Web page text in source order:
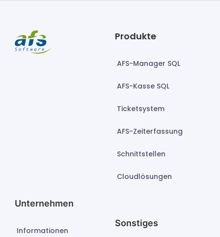
Produkte
AFS-Manager SQL
AFS-Kasse SQL
Ticketsystem
AFS-Zeiterfassung
Schnittstellen
Cloudlösungen
Unternehmen
Informationen
Sonstiges